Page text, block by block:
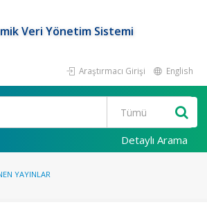
Veri Yönetim Sistemi
Araştırmacı Girişi English
Detaylı Arama
YAYINLAR